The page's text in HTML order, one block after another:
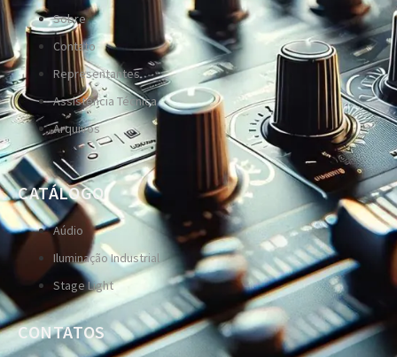
Sobre
Contato
Representantes
Assistência Técnica
Arquivos
CATÁLOGO
Aúdio
Iluminação Industrial
Stage Light
CONTATOS